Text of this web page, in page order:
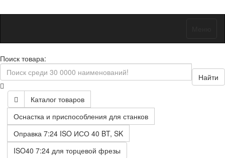
Поиск товара:
Найти
Каталог товаров
Оснастка и приспособления для станков
Оправка 7:24 ISO ИСО 40 BT, SK
ISO40 7:24 для торцевой фрезы